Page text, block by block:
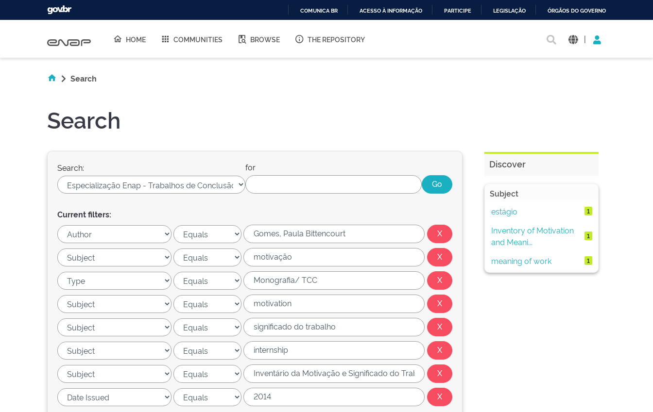
O
COMUNICA BR ACESSO À INFORMAÇÃO PARTICIPE LEGISLAÇÃO ÓRGÃOS DO GOVERNO
HOME COMMUNITIES BROWSE THE REPOSITORY |
Search
Search
Search: for
Current filters:
Discover
Subject
estágio
1
Inventory of Motivation
and Meani...
1
meaning of work 1